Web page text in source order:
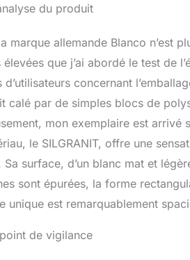
Installation
du produit
marque allemande Blanco n’est
que j’ai abordé le test de
concernant
calé par de simples blocs de
mon exemplaire est
le SILGRANIT, offre une
Sa surface, d’un blanc mat et
sont épurées, la forme
unique est remarquablement
de vigilance